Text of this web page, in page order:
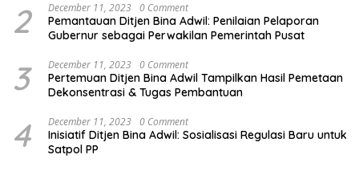
2 December 11, 2023 0 Comment
Pemantauan Ditjen Bina Adwil: Penilaian Pelaporan
Gubernur sebagai Perwakilan Pemerintah Pusat
3 December 11, 2023 0 Comment
Pertemuan Ditjen Bina Adwil Tampilkan Hasil Pemetaan
Dekonsentrasi & Tugas Pembantuan
4 December 11, 2023 0 Comment
Inisiatif Ditjen Bina Adwil: Sosialisasi Regulasi Baru untuk
Satpol PP